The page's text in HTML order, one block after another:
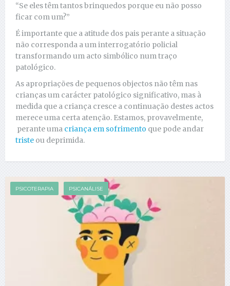
“Se eles têm tantos brinquedos porque eu não posso
ficar com um?”
É importante que a atitude dos pais perante a situação
não corresponda a um interrogatório policial
transformando um acto simbólico num traço
patológico.
As apropriações de pequenos objectos não têm nas
crianças um carácter patológico significativo, mas à
medida que a criança cresce a continuação destes actos
merece uma certa atenção. Estamos, provavelmente,
perante uma criança em sofrimento que pode andar
triste ou deprimida.
PSICOTERAPIA PSICANÁLISE